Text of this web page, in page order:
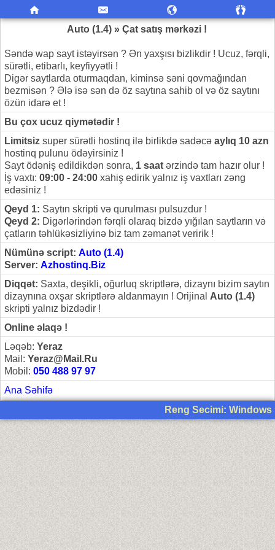
Auto (1.4) » Çat satış mərkəzi !
Səndə wap sayt istəyirsən ? Ən yaxşısı bizlikdir ! Ucuz, fərqli,
sürətli, etibarlı, keyfiyyətli !
Digər saytlarda oturmaqdan, kiminsə səni qovmağından
bezmisən ? Ələ isə sən də öz saytına sahib ol və öz saytını
özün idarə et !
Bu çox ucuz qiymətədir !
Limitsiz super sürətli hostinq ilə birlikdə sadəcə aylıq 10 azn
hostinq pulunu ödəyirsiniz !
Sayt ödəniş edildikdən sonra, 1 saat ərzində tam hazır olur !
İş vaxtı: 09:00 - 24:00 xahiş edirik yalnız iş vaxtları zəng
edəsiniz !
Qeyd 1: Saytın skripti və qurulması pulsuzdur !
Qeyd 2: Digərlərindən fərqli olaraq bizdə yığılan saytların və
çatların təhlükəsizliyinə biz tam zəmanət veririk !
Nümünə script: Auto (1.4)
Server: Azhostinq.Biz
Diqqət: Saxta, deşikli, oğurluq skriptlərə, dizaynı bizim saytın
dizaynına oxşar skriptlərə aldanmayın ! Orijinal Auto (1.4)
skripti yalnız bizdədir !
Online əlaqə !
Ləqəb: Yeraz
Mail: Yeraz@Mail.Ru
Mobil: 050 488 97 97
Ana Səhifə
Reng Secimi: Windows